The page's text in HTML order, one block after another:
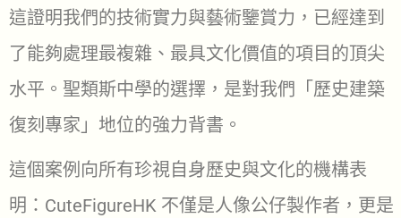
這證明我們的技術實力與藝術鑒賞力，已經達到
了能夠處理最複雜、最具文化價值的項目的頂尖
水平。聖類斯中學的選擇，是對我們「歷史建築
復刻專家」地位的強力背書。
這個案例向所有珍視自身歷史與文化的機構表
明：CuteFigureHK 不僅是人像公仔製作者，更是